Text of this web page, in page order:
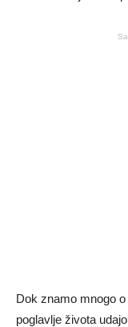
Dok znamo mnogo
poglavlje života